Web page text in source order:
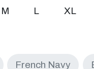
M L XL
French Navy